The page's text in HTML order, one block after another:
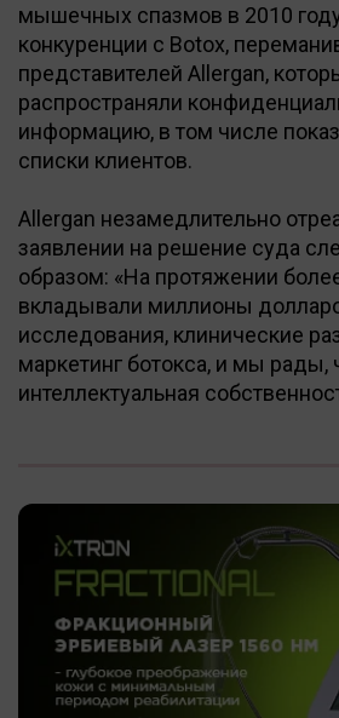
мышечных спазмов в 2010
конкуренции с Botox,
представителей Allergan,
распространяли
информацию, в том числе
списки клиентов.
Allergan незамедлительно
заявлении на решение суда
образом: «На протяжении
вкладывали миллионы
исследования, клинические
маркетинг ботокса, и мы рады,
интеллектуальная